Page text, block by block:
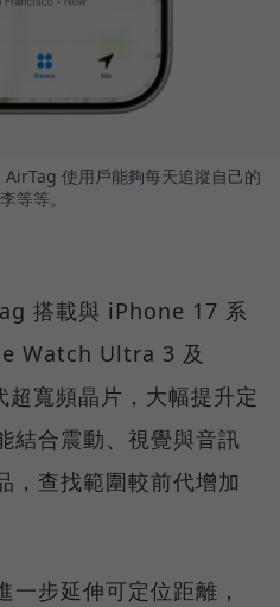
使用戶能夠每天追蹤自己的
等等。
搭載與 iPhone 17 系
Watch Ultra 3 及
寬頻晶片，大幅提升定
結合震動、視覺與音訊
，查找範圍較前代增加
一步延伸可定位距離，